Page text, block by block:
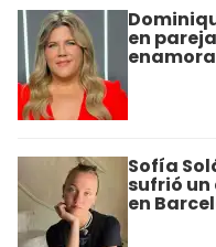
en
Sofía
sufrió
en